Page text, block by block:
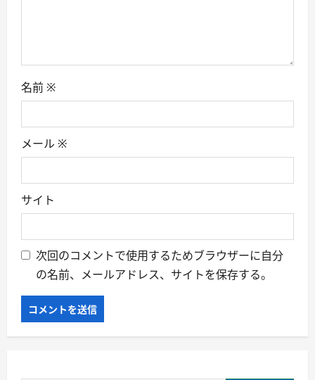
名前 ※
メール ※
サイト
次回のコメントで使用するためブラウザーに自分
の名前、メールアドレス、サイトを保存する。